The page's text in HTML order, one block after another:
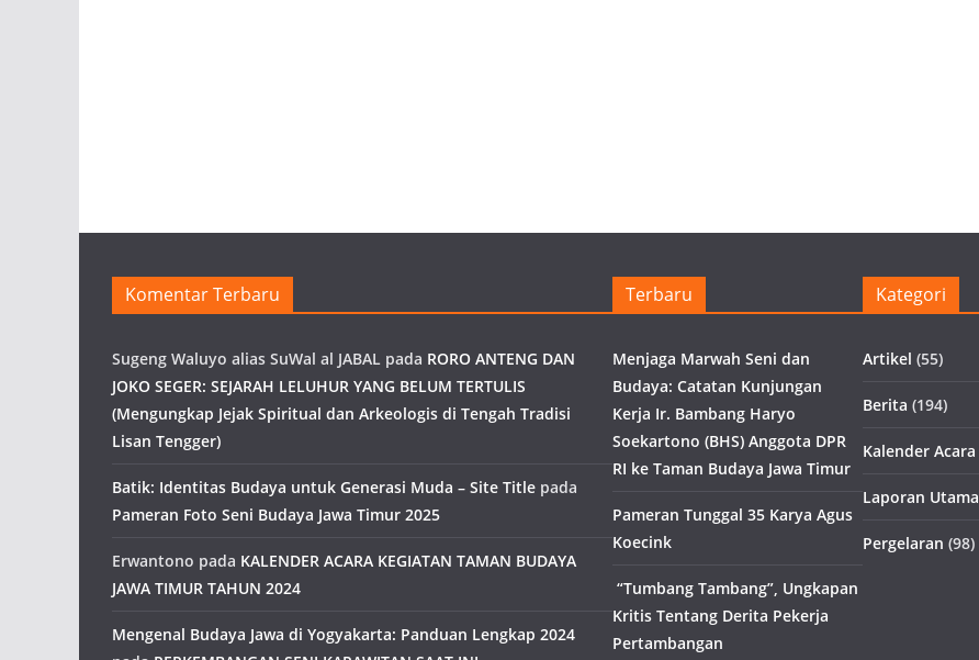
Komentar Terbaru
Sugeng Waluyo alias SuWal al JABAL pada RORO ANTENG DAN
JOKO SEGER: SEJARAH LELUHUR YANG BELUM TERTULIS
(Mengungkap Jejak Spiritual dan Arkeologis di Tengah Tradisi
Lisan Tengger)
Batik: Identitas Budaya untuk Generasi Muda – Site Title pada
Pameran Foto Seni Budaya Jawa Timur 2025
Erwantono pada KALENDER ACARA KEGIATAN TAMAN BUDAYA
JAWA TIMUR TAHUN 2024
Mengenal Budaya Jawa di Yogyakarta: Panduan Lengkap 2024
Terbaru
Menjaga Marwah Seni dan
Budaya: Catatan Kunjungan
Kerja Ir. Bambang Haryo
Soekartono (BHS) Anggota DPR
RI ke Taman Budaya Jawa Timur
Pameran Tunggal 35 Karya Agus
Koecink
“Tumbang Tambang”, Ungkapan
Kritis Tentang Derita Pekerja
Pertambangan
Kategori
Artikel (55)
Berita (194)
Kalender Acara
Laporan Utama
Pergelaran (98)